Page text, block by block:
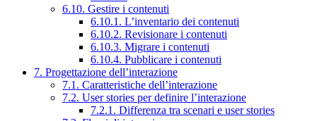
6.10. Gestire i contenuti
6.10.1. L’inventario dei contenuti
6.10.2. Revisionare i contenuti
6.10.3. Migrare i contenuti
6.10.4. Pubblicare i contenuti
7. Progettazione dell’interazione
7.1. Caratteristiche dell’interazione
7.2. User stories per definire l’interazione
7.2.1. Differenza tra scenari e user stories